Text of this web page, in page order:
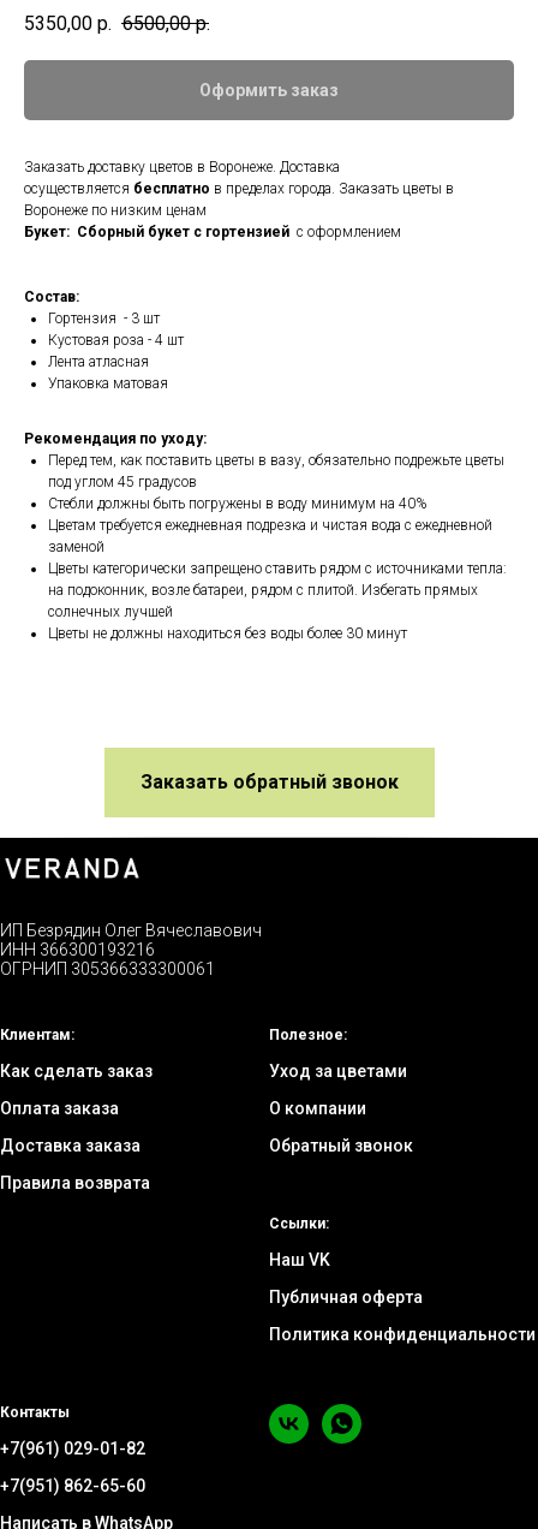
5350,00 р. 6500,00 р.
Оформить заказ
Заказать доставку цветов в Воронеже. Доставка
осуществляется бесплатно в пределах города. Заказать цветы в
Воронеже по низким ценам
Букет: Сборный букет с гортензией с оформлением
Состав:
Гортензия - 3 шт
Кустовая роза - 4 шт
Лента атласная
Упаковка матовая
Рекомендация по уходу:
Перед тем, как поставить цветы в вазу, обязательно подрежьте цветы
под углом 45 градусов
Стебли должны быть погружены в воду минимум на 40%
Цветам требуется ежедневная подрезка и чистая вода с ежедневной
заменой
Цветы категорически запрещено ставить рядом с источниками тепла:
на подоконник, возле батареи, рядом с плитой. Избегать прямых
солнечных лучшей
Цветы не должны находиться без воды более 30 минут
Заказать обратный звонок
ИП Безрядин Олег Вячеславович
ИНН 366300193216
ОГРНИП 305366333300061
Клиентам:
Как сделать заказ
Оплата заказа
Доставка заказа
Правила возврата
Полезное:
Уход за цветами
О компании
Обратный звонок
Ссылки:
Наш VK
Публичная оферта
Политика конфиденциальности
Контакты
+7(961) 029-01-82
+7(951) 862-65-60
Написать в WhatsApp